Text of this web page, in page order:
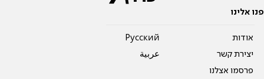
פנו אלינו
אודות
יצירת קשר
פרסמו אצלנו
Pусский
عربية